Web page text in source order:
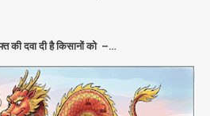
की दवा दी है किसानों को –…